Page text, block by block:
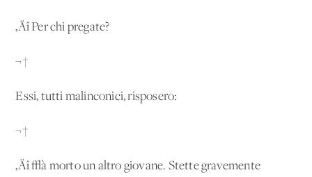
‚Äî Per chi pregate?
¬†
Essi, tutti malinconici, risposero:
¬†
‚Äî √à morto un altro giovane. Stette gravemente